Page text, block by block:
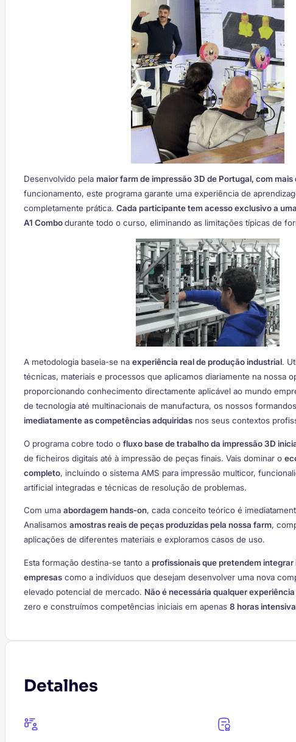
Desenvolvido pela maior farm de impressão 3D de Portugal, com
funcionamento, este programa garante uma experiência de
completamente prática. Cada participante tem acesso exclusivo a
A1 Combodurante todo o curso, eliminando as limitações típicas de
A metodologia baseia-se na experiência real de produção industrial.
técnicas, materiais e processos que aplicamos diariamente na nossa
proporcionando conhecimento directamente aplicável ao mundo
de tecnologia até multinacionais de manufactura, os nossos formandos
imediatamente as competências adquiridas nos seus contextos
O programa cobre todo o fluxo base de trabalho da impressão 3D
de ficheiros digitais até à impressão de peças finais. Vais dominar o
completo, incluindo o sistema AMS para impressão multicor,
artificial integradas e técnicas de resolução de problemas.
Com uma abordagem hands-on, cada conceito teórico é
Analisamos amostras reais de peças produzidas pela nossa farm,
aplicações de diferentes materiais e exploramos casos de uso.
Esta formação destina-se tanto a profissionais que pretendem integrar
empresas como a indivíduos que desejam desenvolver uma nova
elevado potencial de mercado. Não é necessária qualquer
zero e construímos competências iniciais em apenas 8 horas
Detalhes